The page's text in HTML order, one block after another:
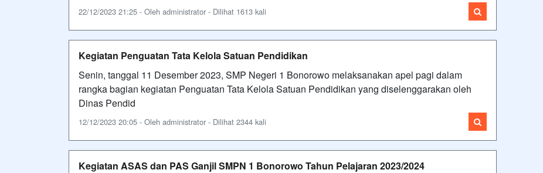
22/12/2023 21:25 - Oleh administrator - Dilihat 1613 kali
Kegiatan Penguatan Tata Kelola Satuan Pendidikan
Senin, tanggal 11 Desember 2023, SMP Negeri 1 Bonorowo melaksanakan apel pagi dalam
rangka bagian kegiatan Penguatan Tata Kelola Satuan Pendidikan yang diselenggarakan oleh
Dinas Pendid
12/12/2023 20:05 - Oleh administrator - Dilihat 2344 kali
Kegiatan ASAS dan PAS Ganjil SMPN 1 Bonorowo Tahun Pelajaran 2023/2024